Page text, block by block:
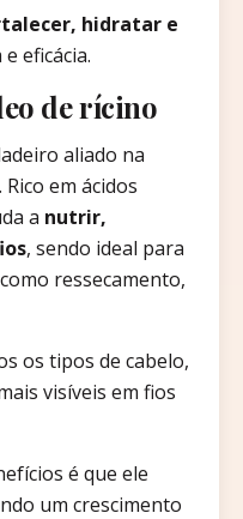
hidratar e
eficácia.
de rícino
aliado na
em ácidos
a nutrir,
, sendo ideal para
ressecamento,
os tipos de cabelo,
visíveis em fios
é que ele
um crescimento